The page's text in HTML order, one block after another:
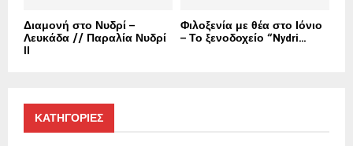
Διαμονή στο Νυδρί –
Λευκάδα // Παραλία Νυδρί
II
Φιλοξενία με θέα στο Ιόνιο
– Το ξενοδοχείο “Nydri...
ΚΑΤΗΓΟΡΙΕΣ